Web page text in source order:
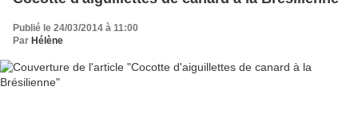
Publié le 24/03/2014 à 11:00
Par Hélène